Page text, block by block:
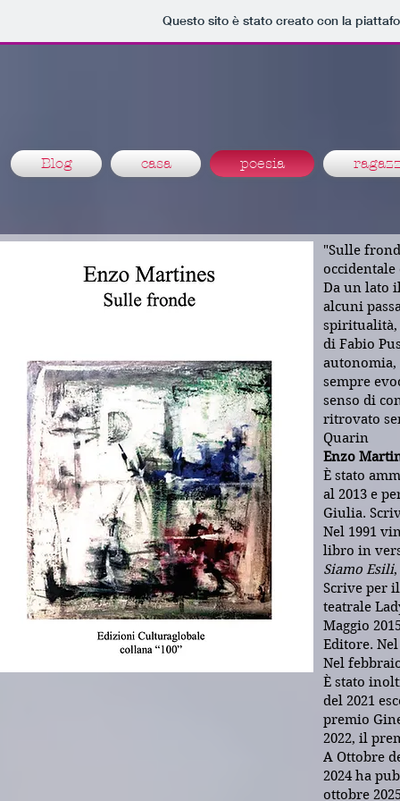
Questo sito è stato creato con la
Blog casa poesia
"Sulle
Da un lato
alcuni
spiritualità,
di Fabio
autonomia,
sempre
senso di
ritrovato
Quarin
Enzo
È stato
al 2013 e
Giulia.
Nel 1991
libro in
Siamo Esili
Scrive per
teatrale
Maggio
Editore.
Nel
È stato
del 2021
premio
2022, il
A Ottobre
2024 ha
ottobre